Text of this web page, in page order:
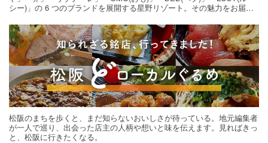
シー)」の 6 つのブランドを展開する星野リゾート。その魅力をお届け
松阪のまちを歩くと、まだ知らないおいしさが待っている。地元編集者
が一人で巡り、出会った店主の人柄や想いと味を伝えます。見ればきっ
と、松阪に行きたくなる。